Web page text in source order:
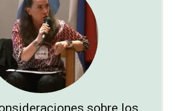
sobre los